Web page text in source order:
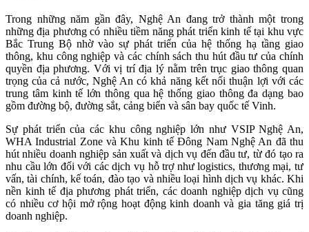
Trong những năm gần đây, Nghệ An đang trở thành một trong
những địa phương có nhiều tiềm năng phát triển kinh tế tại khu vực
Bắc Trung Bộ nhờ vào sự phát triển của hệ thống hạ tầng giao
thông, khu công nghiệp và các chính sách thu hút đầu tư của chính
quyền địa phương. Với vị trí địa lý nằm trên trục giao thông quan
trọng của cả nước, Nghệ An có khả năng kết nối thuận lợi với các
trung tâm kinh tế lớn thông qua hệ thống giao thông đa dạng bao
gồm đường bộ, đường sắt, cảng biển và sân bay quốc tế Vinh.
Sự phát triển của các khu công nghiệp lớn như VSIP Nghệ An,
WHA Industrial Zone và Khu kinh tế Đông Nam Nghệ An đã thu
hút nhiều doanh nghiệp sản xuất và dịch vụ đến đầu tư, từ đó tạo ra
nhu cầu lớn đối với các dịch vụ hỗ trợ như logistics, thương mại, tư
vấn, tài chính, kế toán, đào tạo và nhiều loại hình dịch vụ khác. Khi
nền kinh tế địa phương phát triển, các doanh nghiệp dịch vụ cũng
có nhiều cơ hội mở rộng hoạt động kinh doanh và gia tăng giá trị
doanh nghiệp.